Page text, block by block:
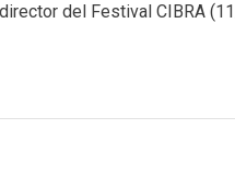
2021
del Festival CIBRA